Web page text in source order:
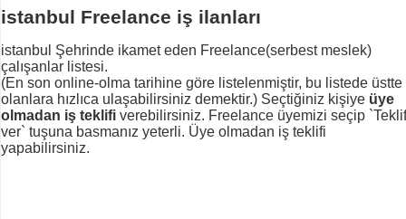
istanbul Freelance iş ilanları
istanbul Şehrinde ikamet eden Freelance(serbest meslek)
çalışanlar listesi.
(En son online-olma tarihine göre listelenmiştir, bu listede üstte
olanlara hızlıca ulaşabilirsiniz demektir.) Seçtiğiniz kişiye üye
olmadan iş teklifi verebilirsiniz. Freelance üyemizi seçip `Teklif
ver` tuşuna basmanız yeterli. Üye olmadan iş teklifi
yapabilirsiniz.